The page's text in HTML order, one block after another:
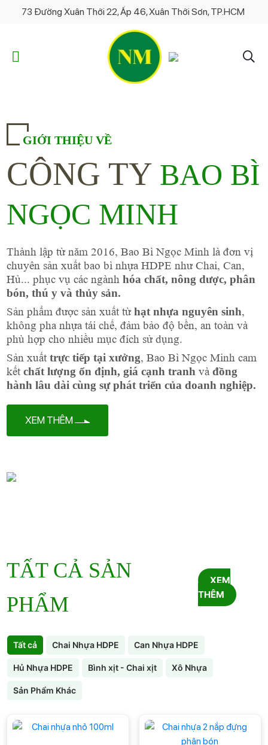
73 Đường Xuân Thới 22, Ấp 46, Xuân Thới Sơn, TP.HCM
GIỚI THIỆU VỀ
CÔNG TY BAO BÌ
NGỌC MINH
Thành lập từ năm 2016, Bao Bì Ngọc Minh là đơn vị
chuyên sản xuất bao bì nhựa HDPE như Chai, Can,
Hủ... phục vụ các ngànhhóa chất, nông dược, phân
bón, thú y và thủy sản.
Sản phẩm được sản xuất từhạt nhựa nguyên sinh,
không pha nhựa tái chế, đảm bảo độ bền, an toàn và
phù hợp cho nhiều mục đích sử dụng.
Sản xuấttrực tiếp tại xưởng, Bao Bì Ngọc Minh cam
kếtchất lượng ổn định, giá cạnh tranhvàđồng
hành lâu dài cùng sự phát triển của doanh nghiệp.
XEM THÊM
TẤT CẢ SẢN
PHẨM
XEM
THÊM
Tất cả Chai Nhựa HDPE Can Nhựa HDPE
Hủ Nhựa HDPE Bình xịt - Chai xịt Xô Nhựa
Sản Phẩm Khác